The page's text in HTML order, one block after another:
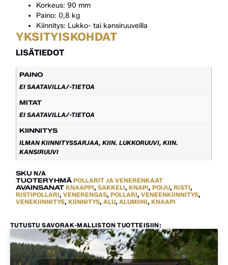
TUTUSTU SAVORAK-MALLISTON TUOTTEISIIN:
Korkeus: 90 mm
Paino: 0,8 kg
Kiinnitys: Lukko- tai kansiruuveilla
YKSITYISKOHDAT
LISÄTIEDOT
PAINO
EI SAATAVILLA/-TIETOA
MITAT
EI SAATAVILLA/-TIETOA
KIINNITYS
ILMAN KIINNITYSSARJAA, KIIN. LUKKORUUVI, KIIN.
KANSIRUUVI
SKUN/A
TUOTERYHMÄ POLLARIT JA VENERENKAAT
AVAINSANAT KNAAPPI,SAKKELI,KNAPI,POIJU,RISTI,
RISTIPOLLARI,VENERENGAS,POLLARI,VENEENKIINNITYS,
VENEKIINNITYS,KIINNITYS,ALU,ALUMIINI,KNAAPI